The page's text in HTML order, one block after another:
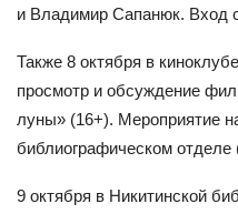
и Владимир Сапанюк. Вход
Также 8 октября в
просмотр и обсуждение
луны» (16+). Мероприятие
библиографическом отделе
9 октября в Никитинской